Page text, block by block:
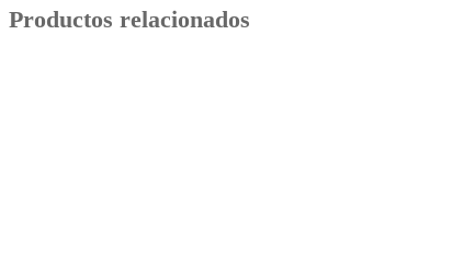
Productos relacionados